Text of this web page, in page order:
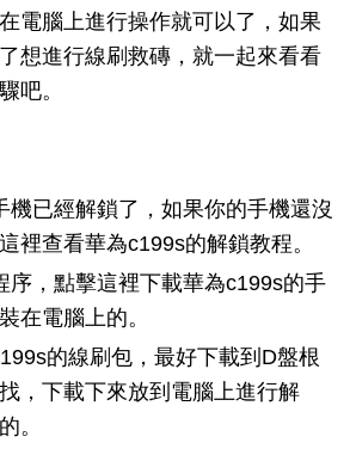
電腦上進行操作就可以了，如果
想進行線刷救磚，就一起來看看
吧。
機已經解鎖了，如果你的手機還沒
裡查看華為c199s的解鎖教程。
序，點擊這裡下載華為c199s的手
在電腦上的。
的線刷包，最好下載到D盤根
，下載下來放到電腦上進行解
。